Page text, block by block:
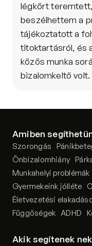
légkört
beszélhettem a
tájékoztatott a
titoktartásról, és
közös munka
bizalomkeltő volt.
Amiben
Szorongás
Önbizalomhiány
Munkahelyi problémák
Gyermekeink jólléte
Életvezetési
Függőségek ADHD
Akik segítenek